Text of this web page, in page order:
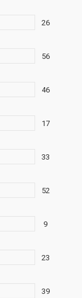
26
56
46
17
33
52
9
23
39